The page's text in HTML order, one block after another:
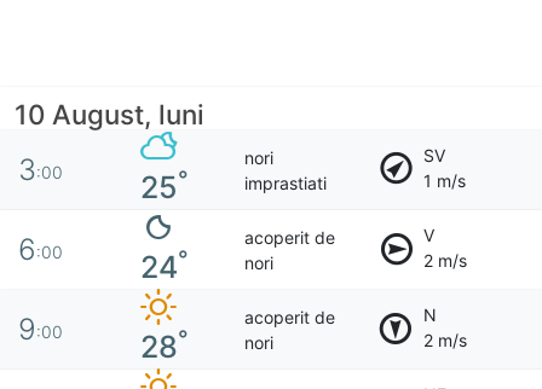
10 August, luni
3:00 25°
nori
imprastiati
SV
1 m/s
6:00 24°
acoperit de
nori
V
2 m/s
9:00 28°
acoperit de
nori
N
2 m/s